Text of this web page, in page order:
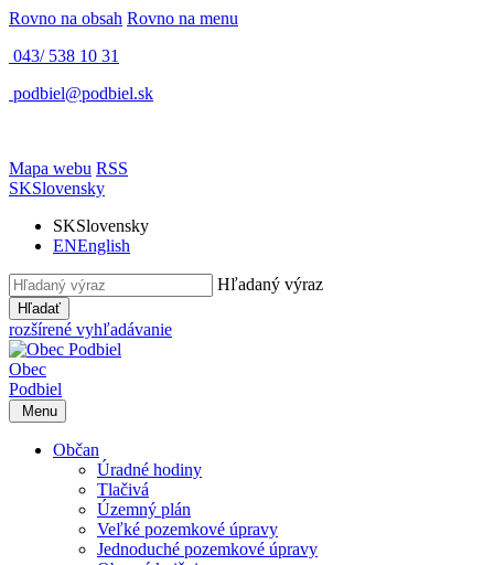
Rovno na obsah Rovno na menu
043/ 538 10 31
podbiel@podbiel.sk
Mapa webu RSS
SKSlovensky
SKSlovensky
ENEnglish
Hľadaný výraz
Hľadať
rozšírené vyhľadávanie
Obec
Podbiel
Menu
Občan
Úradné hodiny
Tlačivá
Územný plán
Veľké pozemkové úpravy
Jednoduché pozemkové úpravy